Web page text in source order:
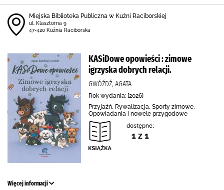
Miejska Biblioteka Publiczna w Kuźni Raciborskiej
ul. Klasztorna 9
47-420 Kuźnia Raciborska
KASiDowe opowieści : zimowe
igrzyska dobrych relacji.
GWÓŹDŹ, AGATA
Rok wydania: [2026]
Przyjaźń, Rywalizacja, Sporty zimowe,
Opowiadania i nowele przygodowe
dostępne:
1 z 1
Więcej informacji